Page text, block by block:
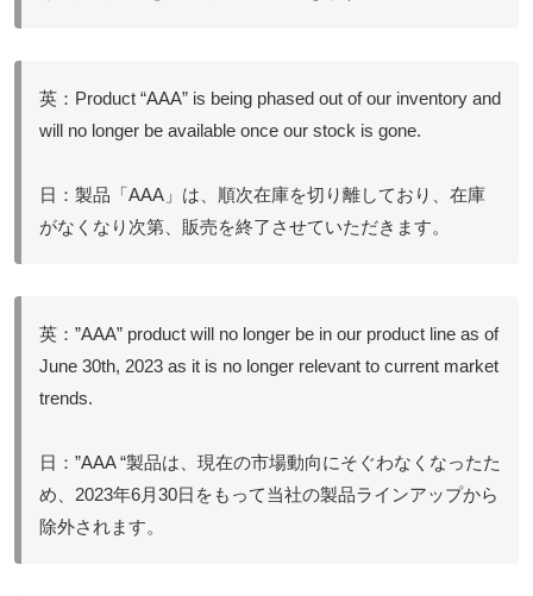
英：Product “AAA” is being phased out of our inventory and
will no longer be available once our stock is gone.
日：製品「AAA」は、順次在庫を切り離しており、在庫
がなくなり次第、販売を終了させていただきます。
英：”AAA” product will no longer be in our product line as of
June 30th, 2023 as it is no longer relevant to current market
trends.
日：”AAA “製品は、現在の市場動向にそぐわなくなったた
め、2023年6月30日をもって当社の製品ラインアップから
除外されます。